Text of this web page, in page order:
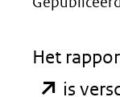
Het
is